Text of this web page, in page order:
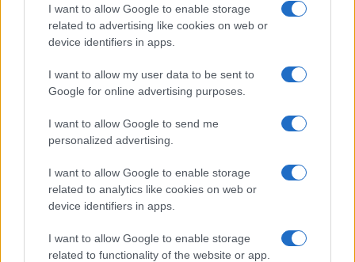
I want to allow Google to enable storage
related to advertising like cookies on web or
device identifiers in apps.
I want to allow my user data to be sent to
Google for online advertising purposes.
I want to allow Google to send me
personalized advertising.
I want to allow Google to enable storage
related to analytics like cookies on web or
device identifiers in apps.
I want to allow Google to enable storage
related to functionality of the website or app.
magánéletbe, s gyűjtötte a rablott műkincseket. Kövérségét
inkább betegsége okozta, de ismételten drogelvonó
birodalmi védelmi tanács elnökévé és utódává nevezte ki,
1940-ben pedig birodalmi marsall lett. 1945 tavaszán Göring
- mivel úgy tudta, Hitlert bekerítették Berlinben -
megpróbálta átvenni annak hatáskörét, ezért 1945. április
23-án Hitler megfosztotta minden párt- és állami
tisztségétől, árulónak nyilvánította, elrendelte őrizetbe
vételét, majd kizárta a pártból. Göring arra számított, hogy ő
lesz a teljhatalom letéteményese, ha megadja magát az
amerikaiaknak. Ehelyett háborús főbűnösként Nürnbergbe